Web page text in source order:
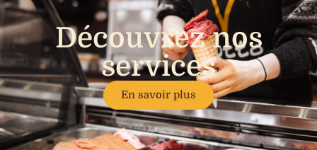
Découvrez nos
services
En savoir plus